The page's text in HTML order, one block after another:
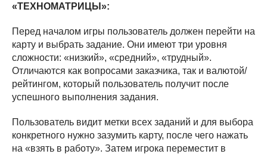
«ТЕХНОМАТРИЦЫ»:
Перед началом игры пользователь должен перейти на
карту и выбрать задание. Они имеют три уровня
сложности: «низкий», «средний», «трудный».
Отличаются как вопросами заказчика, так и валютой/
рейтингом, который пользователь получит после
успешного выполнения задания.
Пользователь видит метки всех заданий и для выбора
конкретного нужно зазумить карту, после чего нажать
на «взять в работу». Затем игрока переместит в